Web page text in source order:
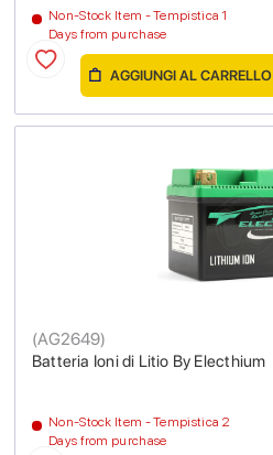
Non-Stock Item - Tempistica 1
Days from purchase
AGGIUNGI AL CARRELLO
Batteria Ioni di Litio By Electhium
(AG2649)
Non-Stock Item - Tempistica 2
Days from purchase